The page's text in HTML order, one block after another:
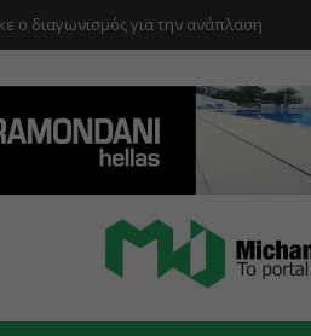
ο διαγωνισμός για την ανάπλαση